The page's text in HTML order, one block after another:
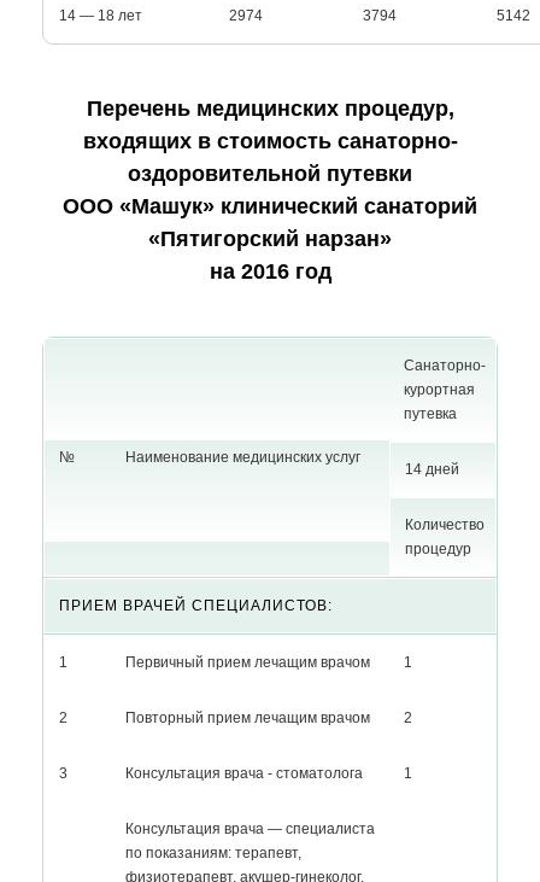
14 — 18 лет 2974 3794 5142
Перечень медицинских процедур,
входящих в стоимость санаторно-
оздоровительной путевки
ООО «Машук» клинический санаторий
«Пятигорский нарзан»
на 2016 год
№ Наименование медицинских услуг
Санаторно-
курортная
путевка
14 дней
Количество
процедур
ПРИЕМ ВРАЧЕЙ СПЕЦИАЛИСТОВ:
1 Первичный прием лечащим врачом 1
2 Повторный прием лечащим врачом 2
3 Консультация врача - стоматолога 1
Консультация врача — специалиста
по показаниям: терапевт,
физиотерапевт, акушер-гинеколог,